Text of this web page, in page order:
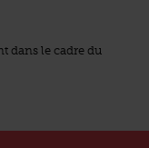
dans le cadre du